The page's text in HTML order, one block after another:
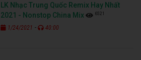
LK Nhạc Trung Quốc Remix Hay Nhất
2021 - Nonstop China Mix
6521
1/24/2021 - 40:00